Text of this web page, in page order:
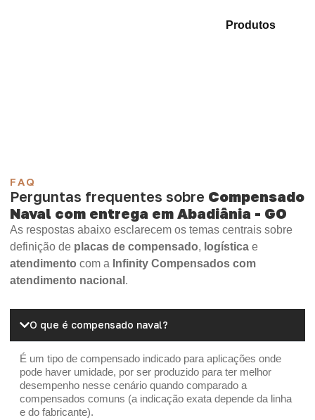
Produtose
FAQ
Perguntas frequentes sobre Compensado
Naval com entrega em Abadiânia - GO
As respostas abaixo esclarecem os temas centrais sobre
definição de placas de compensado, logística e
atendimento com a Infinity Compensados com
atendimento nacional .
O que é compensado naval?
É um tipo de compensado indicado para aplicações onde
pode haver umidade, por ser produzido para ter melhor
desempenho nesse cenário quando comparado a
compensados comuns (a indicação exata depende da linha
e do fabricante).